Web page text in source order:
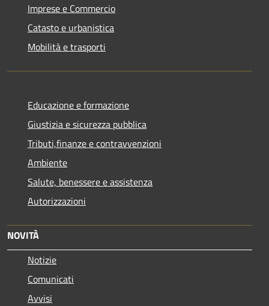
Imprese e Commercio
Catasto e urbanistica
Mobilità e trasporti
Educazione e formazione
Giustizia e sicurezza pubblica
Tributi,finanze e contravvenzioni
Ambiente
Salute, benessere e assistenza
Autorizzazioni
NOVITÀ
Notizie
Comunicati
Avvisi